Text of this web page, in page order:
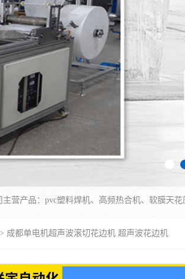
> 成都单电机超声波滚切花边机 超声波花边机